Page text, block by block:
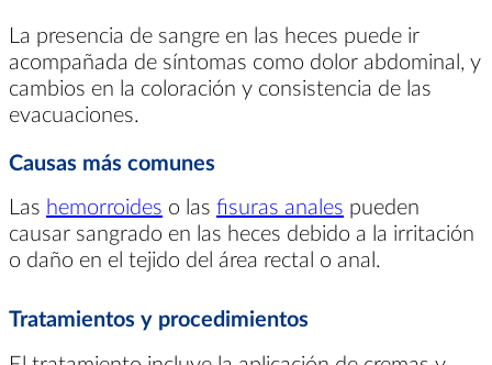
La presencia de sangre en las heces puede ir
acompañada de síntomas como dolor abdominal, y
cambios en la coloración y consistencia de las
evacuaciones.
Causas más comunes
Las hemorroides o las fisuras anales pueden
causar sangrado en las heces debido a la irritación
o daño en el tejido del área rectal o anal.
Tratamientos y procedimientos